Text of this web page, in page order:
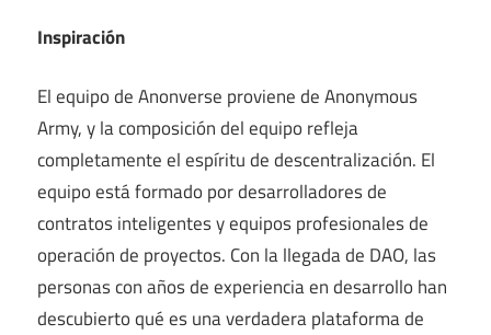
Inspiración
El equipo de Anonverse proviene de Anonymous
Army, y la composición del equipo refleja
completamente el espíritu de descentralización. El
equipo está formado por desarrolladores de
contratos inteligentes y equipos profesionales de
operación de proyectos. Con la llegada de DAO, las
personas con años de experiencia en desarrollo han
descubierto qué es una verdadera plataforma de